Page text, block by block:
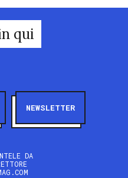
qui
NEWSLETTER
DA